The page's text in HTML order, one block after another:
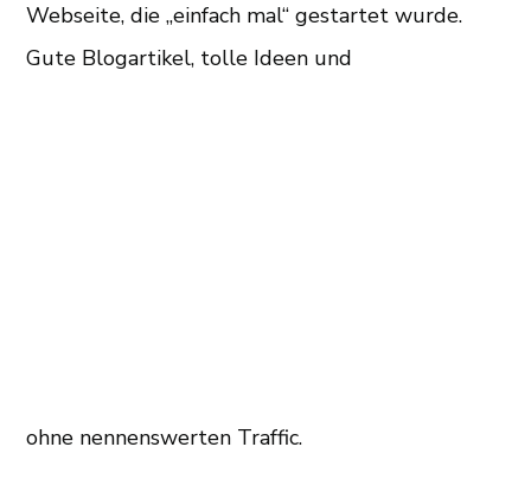
Webseite, die „einfach mal“ gestartet wurde.
Gute Blogartikel, tolle Ideen und
ohne nennenswerten Traffic.